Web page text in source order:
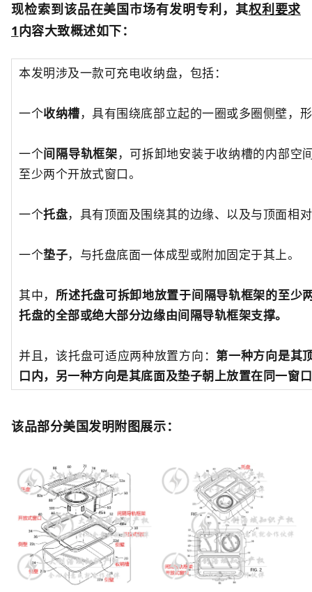
现检索到该品在美国市场有发明专利，其权利要求
1内容大致概述如下：
本发明涉及一款可充电收纳盘，包括：
一个收纳槽，具有围绕底部立起的一圈或多圈侧壁，
一个间隔导轨框架，可拆卸地安装于收纳槽的内部空
至少两个开放式窗口。
一个托盘，具有顶面及围绕其的边缘、以及与顶面相
一个垫子，与托盘底面一体成型或附加固定于其上。
其中，所述托盘可拆卸地放置于间隔导轨框架的至少
托盘的全部或绝大部分边缘由间隔导轨框架支撑。
并且，该托盘可适应两种放置方向：第一种方向是其
口内，另一种方向是其底面及垫子朝上放置在同一窗
该品部分美国发明附图展示：